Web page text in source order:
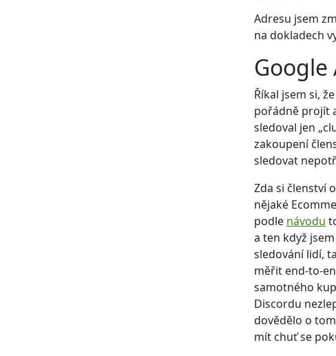
Adresu jsem
na dokladech
Google
Říkal jsem si,
pořádně projít
sledoval jen
zakoupení
sledovat
Zda si členství
nějaké
podle návodu
a ten když
sledování lidí,
měřit end-to-
samotného
Discordu
dovědělo o
mít chuť se